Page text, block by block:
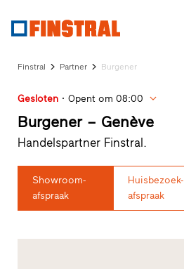
Glasgevels
Service
Showroom
Heeze
Showroom
Hoofddorp
Showroom
Apeldoorn
Snelle
Finstral Partner Burgener
Gesloten Opent om 08:00
Burgener – Genève
Handelspartner Finstral.
Showroom-
afspraak
Huisbezoek-
afspraak